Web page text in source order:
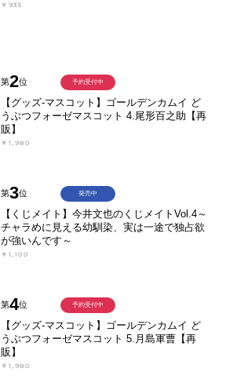
￥935
第2位
【グッズ-マスコット】ゴールデンカムイ ど
うぶつフォーゼマスコット 4.尾形百之助【再
販】
￥1,980
予約受付中
第3位
【くじメイト】今井文也のくじメイトVol.4～
チャラめに見える幼馴染、実は一途で独占欲
が強いんです～
￥1,100
発売中
第4位
【グッズ-マスコット】ゴールデンカムイ ど
うぶつフォーゼマスコット 5.月島軍曹【再
販】
￥1,980
予約受付中